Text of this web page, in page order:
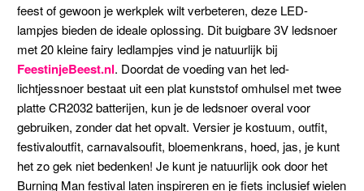
feest of gewoon je werkplek wilt verbeteren, deze LED-
lampjes bieden de ideale oplossing. Dit buigbare 3V ledsnoer
met 20 kleine fairy ledlampjes vind je natuurlijk bij
FeestinjeBeest.nl. Doordat de voeding van het led-
lichtjessnoer bestaat uit een plat kunststof omhulsel met twee
platte CR2032 batterijen, kun je de ledsnoer overal voor
gebruiken, zonder dat het opvalt. Versier je kostuum, outfit,
festivaloutfit, carnavalsoufit, bloemenkrans, hoed, jas, je kunt
het zo gek niet bedenken! Je kunt je natuurlijk ook door het
Burning Man festival laten inspireren en je fiets inclusief wielen